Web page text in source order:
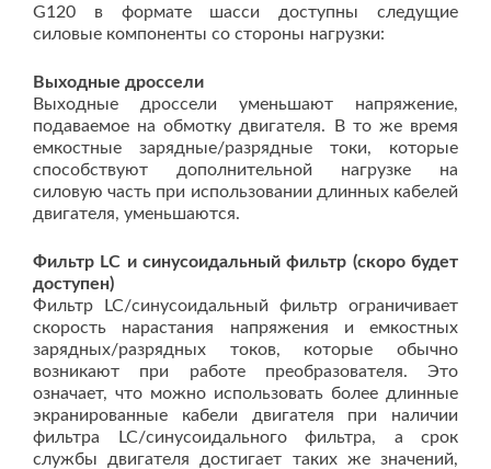
G120 в формате шасси доступны следущие
силовые компоненты со стороны нагрузки:
Выходные дроссели
Выходные дроссели уменьшают напряжение,
подаваемое на обмотку двигателя. В то же время
емкостные зарядные/разрядные токи, которые
способствуют дополнительной нагрузке на
силовую часть при использовании длинных кабелей
двигателя, уменьшаются.
Фильтр LC и синусоидальный фильтр (скоро будет
доступен)
Фильтр LC/синусоидальный фильтр ограничивает
скорость нарастания напряжения и емкостных
зарядных/разрядных токов, которые обычно
возникают при работе преобразователя. Это
означает, что можно использовать более длинные
экранированные кабели двигателя при наличии
фильтра LC/синусоидального фильтра, а срок
службы двигателя достигает таких же значений,